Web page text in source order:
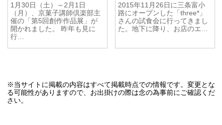
1月30日（土）～2月1日
（月）、京菓子講師倶楽部主
催の「第5回創作作品展」が
開かれました。 昨年も見に
行…
2015年11月26日に三条富小
路にオープンした「three*」
さんの試食会に行ってきまし
た。地下に降り、お店のエ…
※当サイトに掲載の内容はすべて掲載時点での情報です。変更とな
る可能性がありますので、お出掛けの際は念の為事前にご確認くだ
さい。